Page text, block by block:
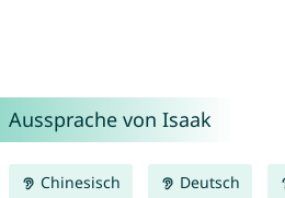
Aussprache von Isaak
Chinesisch Deutsch